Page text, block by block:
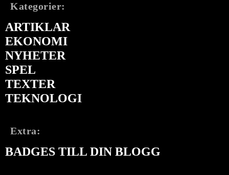
Kategorier:
ARTIKLAR
EKONOMI
NYHETER
SPEL
TEXTER
TEKNOLOGI
Extra:
BADGES TILL DIN BLOGG